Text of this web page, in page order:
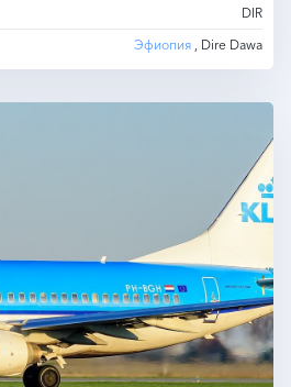
DIR
Эфиопия , Dire Dawa